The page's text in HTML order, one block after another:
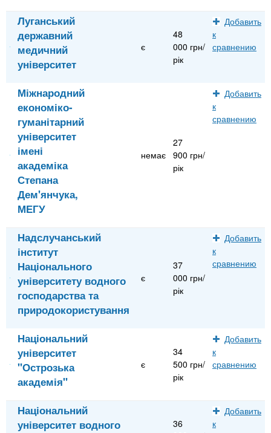
Луганський
державний
медичний
університет
є
48
000 грн/
рік
Добавить
к
сравнению
Міжнародний
економіко-
гуманітарний
університет
імені
академіка
Степана
Дем'янчука,
МЕГУ
немає
27
900 грн/
рік
Добавить
к
сравнению
Надслучанський
інститут
Національного
університету водного
господарства та
природокористування
є
37
000 грн/
рік
Добавить
к
сравнению
Національний
університет
"Острозька
академія"
є
34
500 грн/
рік
Добавить
к
сравнению
Національний
університет водного
36
Добавить
к